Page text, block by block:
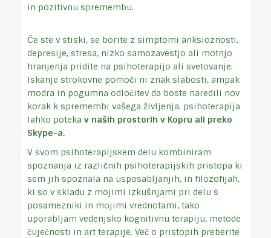
in pozitivnu spremembu.
Če ste v stiski, se borite z simptomi anksioznosti,
depresije, stresa, nizko samozavestjo ali motnjo
hranjenja pridite na psihoterapijo ali svetovanje.
Iskanje strokovne pomoči ni znak slabosti, ampak
modra in pogumna odločitev da boste naredili nov
korak k spremembi vašega življenja. psihoterapija
lahko poteka v naših prostorih v Kopru ali preko
Skype-a.
V svom psihoterapijskem delu kombiniram
spoznanja iz različnih psihoterapijskih pristopa ki
sem jih spoznala na usposabljanjih, in filozofijah,
ki so v skladu z mojimi izkušnjami pri delu s
posamezniki in mojimi vrednotami, tako
uporabljam vedenjsko kognitivnu terapiju, metode
čuječnosti in art terapije. Več o pristopih preberite